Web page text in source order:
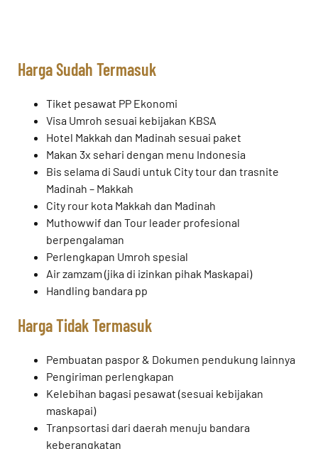
Harga Sudah Termasuk
Tiket pesawat PP Ekonomi
Visa Umroh sesuai kebijakan KBSA
Hotel Makkah dan Madinah sesuai paket
Makan 3x sehari dengan menu Indonesia
Bis selama di Saudi untuk City tour dan trasnite
Madinah – Makkah
City rour kota Makkah dan Madinah
Muthowwif dan Tour leader profesional
berpengalaman
Perlengkapan Umroh spesial
Air zamzam (jika di izinkan pihak Maskapai)
Handling bandara pp
Harga Tidak Termasuk
Pembuatan paspor & Dokumen pendukung lainnya
Pengiriman perlengkapan
Kelebihan bagasi pesawat (sesuai kebijakan
maskapai)
Tranpsortasi dari daerah menuju bandara
keberangkatan